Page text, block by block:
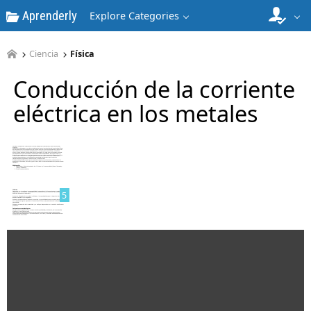
Aprenderly Explore Categories
Ciencia Física
Conducción de la corriente
eléctrica en los metales
3
5